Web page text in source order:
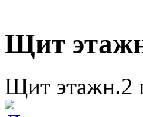
Щит
Щит этажн.2